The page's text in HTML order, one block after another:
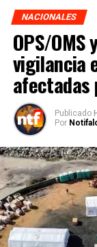
NACIONALES
OPS/OMS
vigilancia
afectadas
Publicado
Por